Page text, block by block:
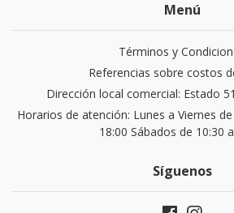
Menú
Términos y
Referencias sobre costos
Dirección local comercial: Estado
Horarios de atención: Lunes a Viernes
18:00 Sábados de 10:30
Síguenos